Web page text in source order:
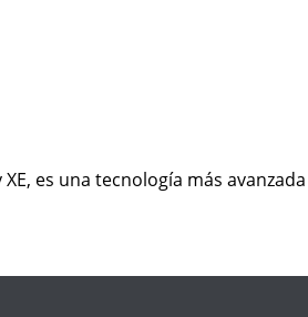
es una tecnología más avanzada